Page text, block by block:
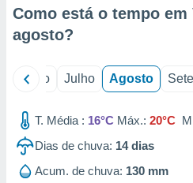
1199
Como está o tempo em
agosto?
Junho Julho Agosto
T. Média : 16°C Máx.: 20°C
Dias de chuva: 14dias
Acum. de chuva: 130 mm